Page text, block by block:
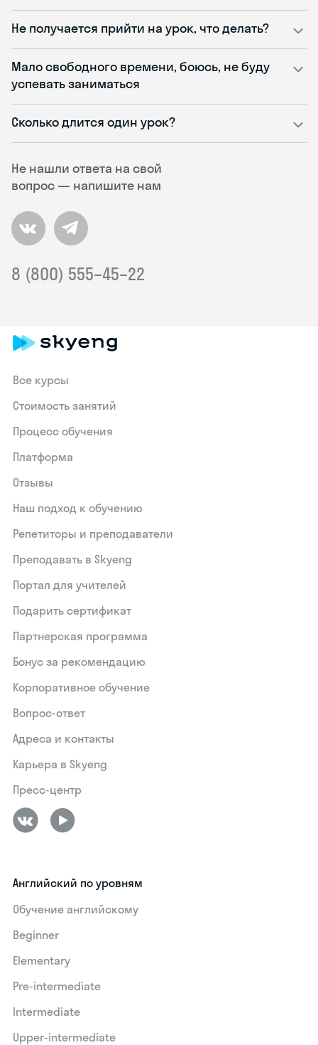
Не нашли ответа на свой
вопрос — напишите нам
8 (800) 555–45–22
Не получается прийти на урок, что делать?
Мало свободного времени, боюсь, не буду
успевать заниматься
Сколько длится один урок?
Все курсы
Стоимость занятий
Процесс обучения
Платформа
Отзывы
Наш подход к обучению
Репетиторы и преподаватели
Преподавать в Skyeng
Портал для учителей
Подарить сертификат
Партнерская программа
Бонус за рекомендацию
Корпоративное обучение
Вопрос-ответ
Адреса и контакты
Карьера в Skyeng
Пресс-центр
Английский по уровням
Обучение английскому
Beginner
Elementary
Pre-intermediate
Intermediate
Upper-intermediate